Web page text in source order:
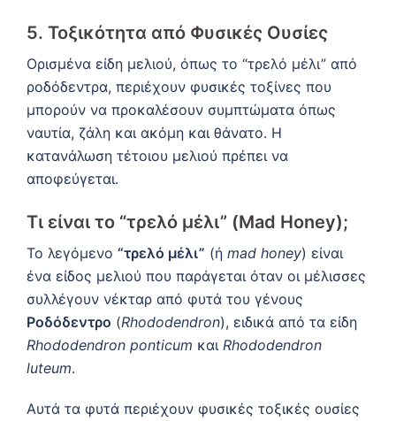
5. Τοξικότητα από Φυσικές Ουσίες
Ορισμένα είδη μελιού, όπως το “τρελό μέλι” από
ροδόδεντρα, περιέχουν φυσικές τοξίνες που
μπορούν να προκαλέσουν συμπτώματα όπως
ναυτία, ζάλη και ακόμη και θάνατο. Η
κατανάλωση τέτοιου μελιού πρέπει να
αποφεύγεται.
Τι είναι το “τρελό μέλι” (Mad Honey);
Το λεγόμενο “τρελό μέλι” (ή mad honey) είναι
ένα είδος μελιού που παράγεται όταν οι μέλισσες
συλλέγουν νέκταρ από φυτά του γένους
Ροδόδεντρο (Rhododendron), ειδικά από τα είδη
Rhododendron ponticum και Rhododendron
luteum.
Αυτά τα φυτά περιέχουν φυσικές τοξικές ουσίες